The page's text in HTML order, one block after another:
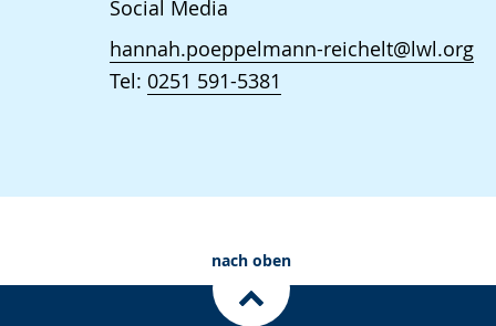
Social Media
hannah.poeppelmann-reichelt@lwl.org
Tel: 0251 591-5381
nach oben